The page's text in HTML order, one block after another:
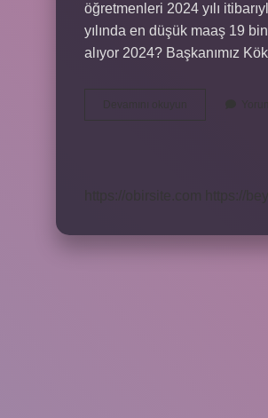
öğretmenleri 2024 yılı
yılında en düşük maaş 19
alıyor 2024? Başkanımız